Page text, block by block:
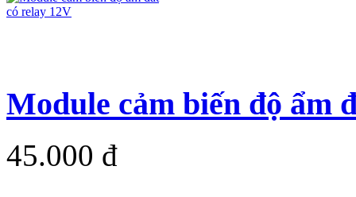
Module cảm biến độ ẩm
45.000 đ